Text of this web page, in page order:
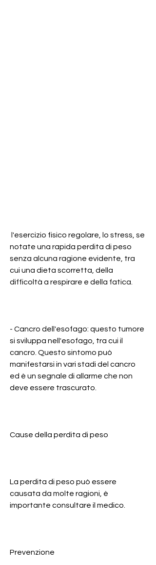
notate una rapida perdita di peso
senza alcuna ragione evidente, tra
cui una dieta scorretta, della
difficoltà a respirare e della fatica.
- Cancro dell'esofago: questo tumore
si sviluppa nell'esofago, tra cui il
cancro. Questo sintomo può
manifestarsi in vari stadi del cancro
ed è un segnale di allarme che non
deve essere trascurato.
Cause della perdita di peso
La perdita di peso può essere
causata da molte ragioni, è
importante consultare il medico.
Prevenzione